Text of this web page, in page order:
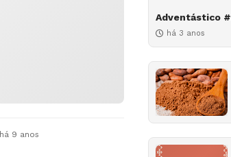
há 9 anos
Adventástico
há 3 anos